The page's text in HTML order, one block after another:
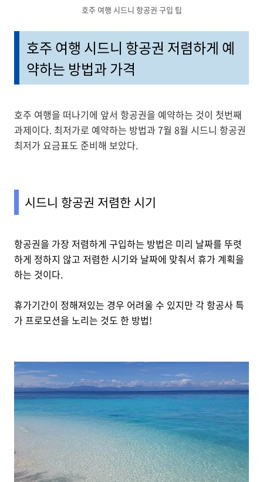
호주 여행 시드니 항공권 구입 팁
호주 여행 시드니 항공권 저렴하게 예
약하는 방법과 가격
호주 여행을 떠나기에 앞서 항공권을 예약하는 것이 첫번째
과제이다. 최저가로 예약하는 방법과 7월 8월 시드니 항공권
최저가 요금표도 준비해 보았다.
시드니 항공권 저렴한 시기
항공권을 가장 저렴하게 구입하는 방법은 미리 날짜를 뚜렷
하게 정하지 않고 저렴한 시기와 날짜에 맞춰서 휴가 계획을
하는 것이다.
휴가기간이 정해져있는 경우 어려울 수 있지만 각 항공사 특
가 프로모션을 노리는 것도 한 방법!